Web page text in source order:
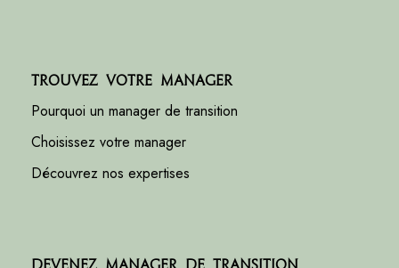
Trouvez votre manager
Pourquoi un manager de transition
Choisissez votre manager
Découvrez nos expertises